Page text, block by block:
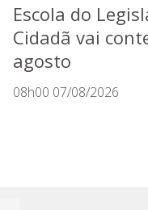
Escola do
Cidadã vai
agosto
08h00 07/08/2026